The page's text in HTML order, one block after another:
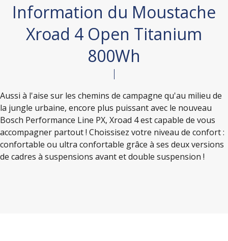
Information du Moustache
Xroad 4 Open Titanium
800Wh
Aussi à l'aise sur les chemins de campagne qu'au milieu de
la jungle urbaine, encore plus puissant avec le nouveau
Bosch Performance Line PX, Xroad 4 est capable de vous
accompagner partout ! Choissisez votre niveau de confort :
confortable ou ultra confortable grâce à ses deux versions
de cadres à suspensions avant et double suspension !